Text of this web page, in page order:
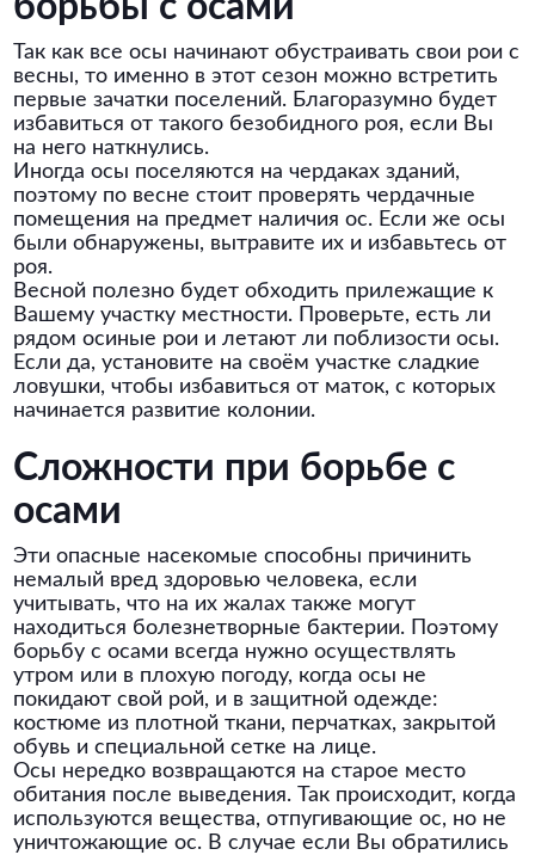
Так как все осы начинают обустраивать свои рои с
весны, то именно в этот сезон можно встретить
первые зачатки поселений. Благоразумно будет
избавиться от такого безобидного роя, если Вы
на него наткнулись.
Иногда осы поселяются на чердаках зданий,
поэтому по весне стоит проверять чердачные
помещения на предмет наличия ос. Если же осы
были обнаружены, вытравите их и избавьтесь от
роя.
Весной полезно будет обходить прилежащие к
Вашему участку местности. Проверьте, есть ли
рядом осиные рои и летают ли поблизости осы.
Если да, установите на своём участке сладкие
ловушки, чтобы избавиться от маток, с которых
начинается развитие колонии.
Сложности при борьбе с
осами
Эти опасные насекомые способны причинить
немалый вред здоровью человека, если
учитывать, что на их жалах также могут
находиться болезнетворные бактерии. Поэтому
борьбу с осами всегда нужно осуществлять
утром или в плохую погоду, когда осы не
покидают свой рой, и в защитной одежде:
костюме из плотной ткани, перчатках, закрытой
обувь и специальной сетке на лице.
Осы нередко возвращаются на старое место
обитания после выведения. Так происходит, когда
используются вещества, отпугивающие ос, но не
уничтожающие ос. В случае если Вы обратились